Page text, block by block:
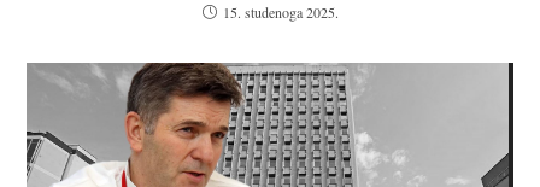
15. studenoga 2025.